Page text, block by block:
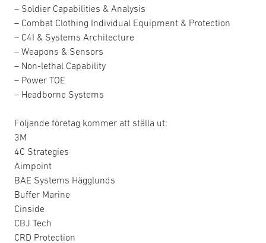
– Soldier Capabilities & Analysis
– Combat Clothing Individual Equipment & Protection
– C4I & Systems Architecture
– Weapons & Sensors
– Non-lethal Capability
– Power TOE
– Headborne Systems
Följande företag kommer att ställa ut:
3M
4C Strategies
Aimpoint
BAE Systems Hägglunds
Buffer Marine
Cinside
CBJ Tech
CRD Protection